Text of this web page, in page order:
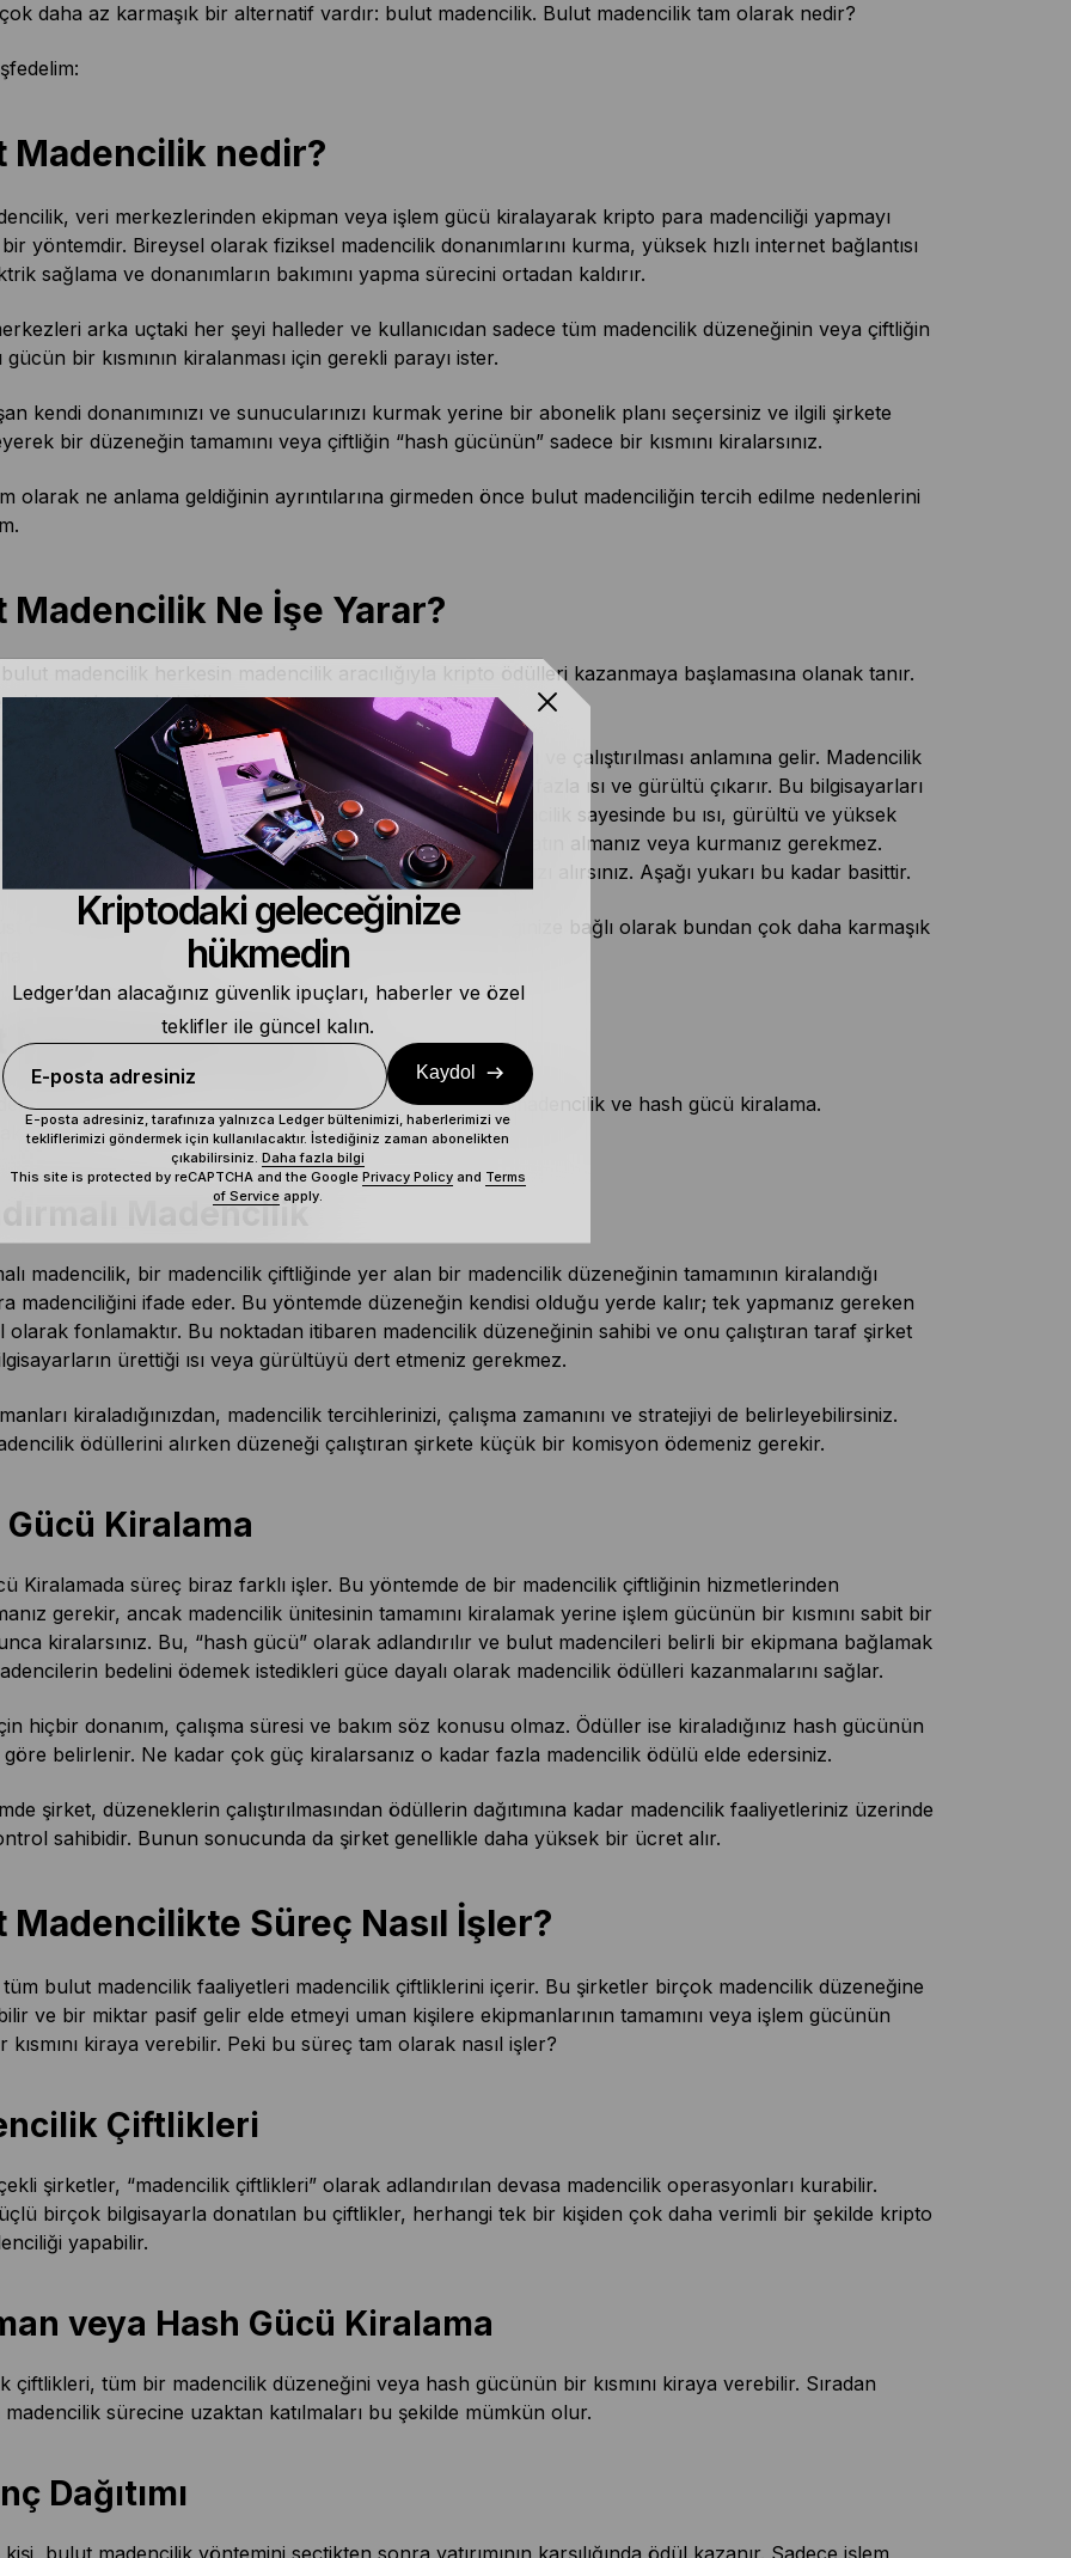
daha az karmaşık bir alternatif vardır: bulut madencilik. Bulut madencilik tam olarak nedir?
Madencilik nedir?
veri merkezlerinden ekipman veya işlem gücü kiralayarak kripto para madenciliği yapmayı
yöntemdir. Bireysel olarak fiziksel madencilik donanımlarını kurma, yüksek hızlı internet bağlantısı
sağlama ve donanımların bakımını yapma sürecini ortadan kaldırır.
arka uçtaki her şeyi halleder ve kullanıcıdan sadece tüm madencilik düzeneğinin veya çiftliğin
gücün bir kısmının kiralanması için gerekli parayı ister.
kendi donanımınızı ve sunucularınızı kurmak yerine bir abonelik planı seçersiniz ve ilgili şirkete
bir düzeneğin tamamını veya çiftliğin “hash gücünün” sadece bir kısmını kiralarsınız.
olarak ne anlama geldiğinin ayrıntılarına girmeden önce bulut madenciliğin tercih edilme nedenlerini
Madencilik Ne İşe Yarar?
bulut madencilik herkesin madencilik aracılığıyla kripto ödülleri kazanmaya başlamasına olanak tanır.
bununla sınırlı değil.
üzere kripto madenciliği, pahalı makinelerin kurulması ve çalıştırılması anlamına gelir. Madencilik
ayrıca yüksek miktarda enerji kullanır ve çok fazla ısı ve gürültü çıkarır. Bu bilgisayarları
en hafif tabirle rahatsız edici olabilir. Bulut madencilik sayesinde bu ısı, gürültü ve yüksek
uğraşmak zorunda kalmazsınız. Özel ekipmanlar satın almanız veya kurmanız gerekmez.
belirli bir ücret ödersiniz ve çıkardığı kriptodan payınızı alırsınız. Aşağı yukarı bu kadar basittir.
olmak gerekirse, bulut madencilik hangi yöntemi seçtiğinize bağlı olarak bundan çok daha karmaşık
türleri inceleyelim.
Madencilik Türleri
yönelik başlıca iki yaklaşım vardır: Barındırmalı madencilik ve hash gücü kiralama.
fark nedir?
Madencilik
madencilik, bir madencilik çiftliğinde yer alan bir madencilik düzeneğinin tamamının kiralandığı
madenciliğini ifade eder. Bu yöntemde düzeneğin kendisi olduğu yerde kalır; tek yapmanız gereken
olarak fonlamaktır. Bu noktadan itibaren madencilik düzeneğinin sahibi ve onu çalıştıran taraf şirket
ürettiği ısı veya gürültüyü dert etmeniz gerekmez.
kiraladığınızdan, madencilik tercihlerinizi, çalışma zamanını ve stratejiyi de belirleyebilirsiniz.
ödüllerini alırken düzeneği çalıştıran şirkete küçük bir komisyon ödemeniz gerekir.
Gücü Kiralama
Kiralamada süreç biraz farklı işler. Bu yöntemde de bir madencilik çiftliğinin hizmetlerinden
gerekir, ancak madencilik ünitesinin tamamını kiralamak yerine işlem gücünün bir kısmını sabit bir
kiralarsınız. Bu, “hash gücü” olarak adlandırılır ve bulut madencileri belirli bir ekipmana bağlamak
bedelini ödemek istedikleri güce dayalı olarak madencilik ödülleri kazanmalarını sağlar.
hiçbir donanım, çalışma süresi ve bakım söz konusu olmaz. Ödüller ise kiraladığınız hash gücünün
göre belirlenir. Ne kadar çok güç kiralarsanız o kadar fazla madencilik ödülü elde edersiniz.
şirket, düzeneklerin çalıştırılmasından ödüllerin dağıtımına kadar madencilik faaliyetleriniz üzerinde
sahibidir. Bunun sonucunda da şirket genellikle daha yüksek bir ücret alır.
Madencilikte Süreç Nasıl İşler?
tüm bulut madencilik faaliyetleri madencilik çiftliklerini içerir. Bu şirketler birçok madencilik düzeneğine
ve bir miktar pasif gelir elde etmeyi uman kişilere ekipmanlarının tamamını veya işlem gücünün
kısmını kiraya verebilir. Peki bu süreç tam olarak nasıl işler?
Çiftlikleri
şirketler, “madencilik çiftlikleri” olarak adlandırılan devasa madencilik operasyonları kurabilir.
birçok bilgisayarla donatılan bu çiftlikler, herhangi tek bir kişiden çok daha verimli bir şekilde kripto
yapabilir.
veya Hash Gücü Kiralama
çiftlikleri, tüm bir madencilik düzeneğini veya hash gücünün bir kısmını kiraya verebilir. Sıradan
sürecine uzaktan katılmaları bu şekilde mümkün olur.
Dağıtımı
Kriptodaki geleceğinize
hükmedin
Ledger’dan alacağınız güvenlik ipuçları, haberler ve özel
teklifler ile güncel kalın.
E-posta adresiniz Kaydol
E-posta adresiniz, tarafınıza yalnızca Ledger bültenimizi, haberlerimizi ve
tekliflerimizi göndermek için kullanılacaktır. İstediğiniz zaman abonelikten
çıkabilirsiniz. Daha fazla bilgi
This site is protected by reCAPTCHA and the Google Privacy Policy and Terms
of Service apply.